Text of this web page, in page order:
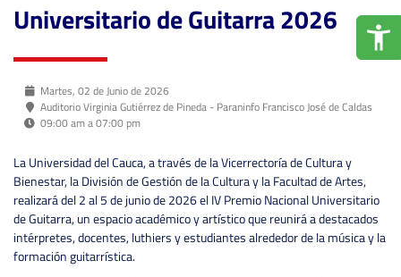
Universitario de Guitarra 2026
Martes, 02 de Junio de 2026
Auditorio Virginia Gutiérrez de Pineda - Paraninfo Francisco José de Caldas
09:00 am a 07:00 pm
La Universidad del Cauca, a través de la Vicerrectoría de Cultura y
Bienestar, la División de Gestión de la Cultura y la Facultad de Artes,
realizará del 2 al 5 de junio de 2026 el IV Premio Nacional Universitario
de Guitarra, un espacio académico y artístico que reunirá a destacados
intérpretes, docentes, luthiers y estudiantes alrededor de la música y la
formación guitarrística.